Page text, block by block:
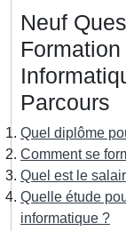
Neuf
Parcours
Quel diplôme
Comment se
Quel est le
Quelle étude
informatique ?